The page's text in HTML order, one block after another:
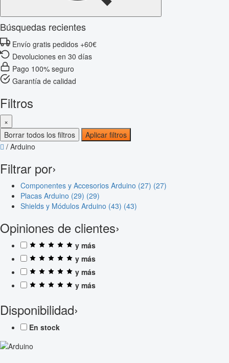
Búsquedas recientes
Envío gratis pedidos +60€
Devoluciones en 30 días
Pago 100% seguro
Garantía de calidad
Filtros
×
Borrar todos los filtros
Aplicar filtros
/ Arduino
Filtrar por›
Componentes y Accesorios Arduino (27) (27)
Placas Arduino (29) (29)
Shields y Módulos Arduino (43) (43)
Opiniones de clientes›
y más
y más
y más
y más
Disponibilidad›
En stock